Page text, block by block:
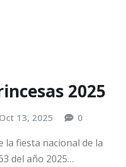
2025
Oct 13, 2025 0
la fiesta nacional de la
del año 2025…